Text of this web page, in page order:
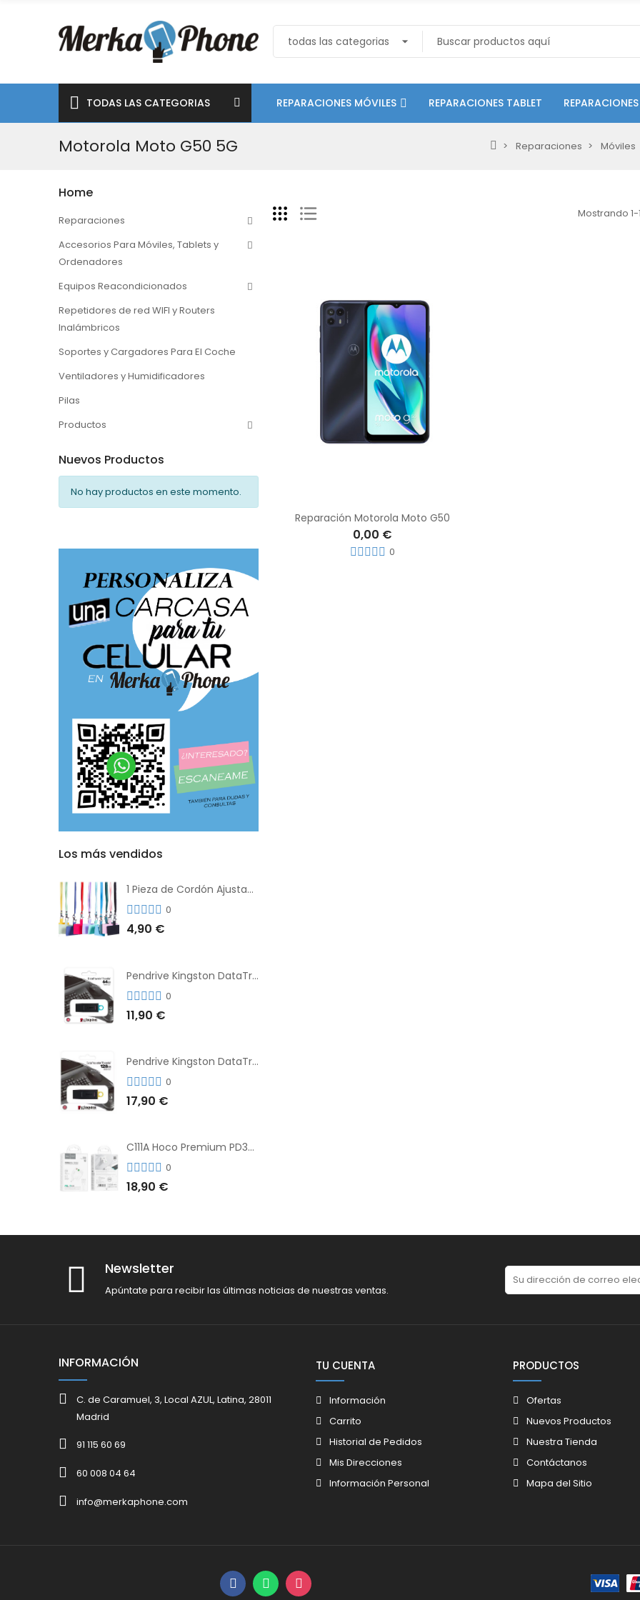
TODAS LAS CATEGORIAS REPARACIONES MÓVILES REPARACIONES TABLET
Motorola Moto G50 5G Reparaciones Móviles
Home
Reparaciones
Accesorios Para Móviles, Tablets y
Ordenadores
Equipos Reacondicionados
Repetidores de red WIFI y Routers
Inalámbricos
Soportes y Cargadores Para El Coche
Ventiladores y Humidificadores
Pilas
Productos
Nuevos Productos
No hay productos en este momento.
Los más vendidos
1 Pieza de Cordón Ajustable Universal Para el Teléfono Con Clip Antipérdida
0
4,90 €
Pendrive Kingston DataTraveler® Exodia™ 64GB 3.2'
0
11,90 €
Pendrive Kingston DataTraveler® Exodia™ 128GB 3.2´
0
17,90 €
C111A Hoco Premium PD30W Adaptador de Carga Rápida Puerto Dual USB+Tipo C + Cable
0
18,90 €
Mostrando
Reparación Motorola Moto G50
0,00 €
0
Newsletter
Apúntate para recibir las últimas noticias de nuestras ventas.
INFORMACIÓN
C. de Caramuel, 3, Local AZUL, Latina, 28011
Madrid
91 115 60 69
60 008 04 64
info@merkaphone.com
TU CUENTA
Información
Carrito
Historial de Pedidos
Mis Direcciones
Información Personal
PRODUCTOS
Ofertas
Nuevos Productos
Nuestra Tienda
Contáctanos
Mapa del Sitio